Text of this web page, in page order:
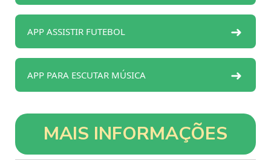
APP ASSISTIR FUTEBOL ➜
APP PARA ESCUTAR MÚSICA ➜
MAIS INFORMAÇÕES